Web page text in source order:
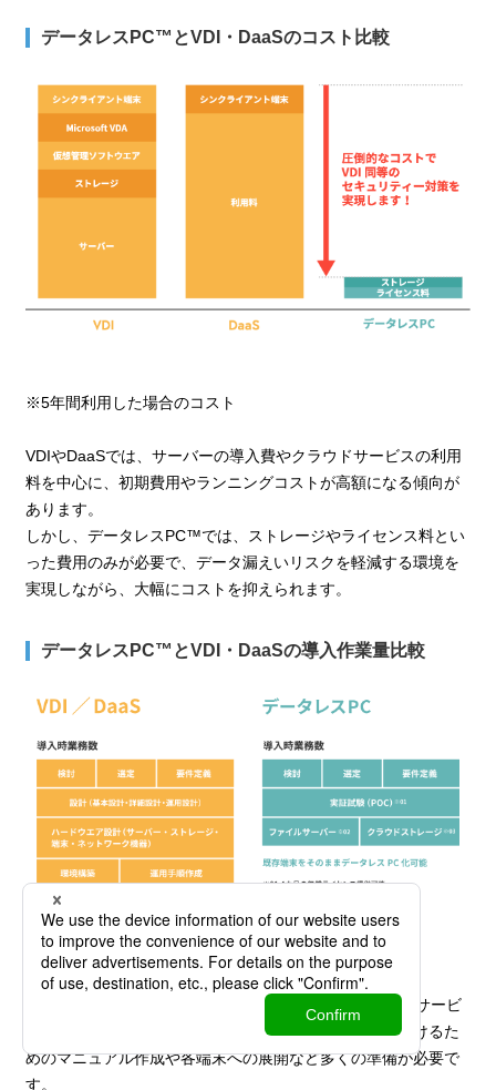
データレスPC™とVDI・DaaSのコスト比較
※5年間利用した場合のコスト
VDIやDaaSでは、サーバーの導入費やクラウドサービスの利用
料を中心に、初期費用やランニングコストが高額になる傾向が
あります。
しかし、データレスPC™では、ストレージやライセンス料とい
った費用のみが必要で、データ漏えいリスクを軽減する環境を
実現しながら、大幅にコストを抑えられます。
データレスPC™とVDI・DaaSの導入作業量比較
VDIやDaaSでは、導入時に利用するサーバーやクラウドサービ
スの比較検討に加え、設計や環境構築、安全に運用を続けるた
めのマニュアル作成や各端末への展開など多くの準備が必要で
す。